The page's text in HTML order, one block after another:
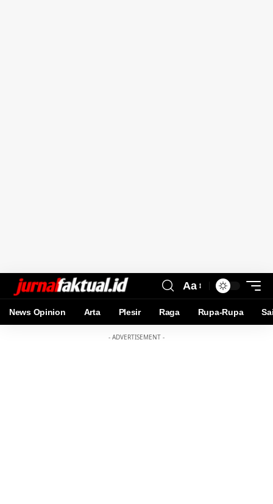
Aa
News Opinion Arta Plesir Raga Rupa-Rupa
- ADVERTISEMENT -